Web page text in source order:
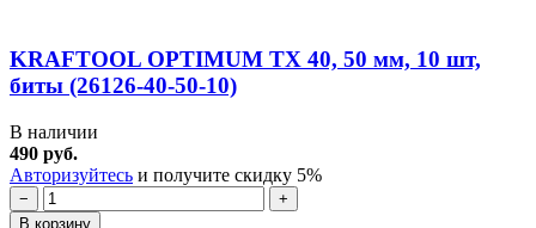
KRAFTOOL OPTIMUM TX 40, 50 мм, 10 шт,
биты (26126-40-50-10)
В наличии
490 руб.
Авторизуйтесь и получите скидку 5%
−
+
В корзину